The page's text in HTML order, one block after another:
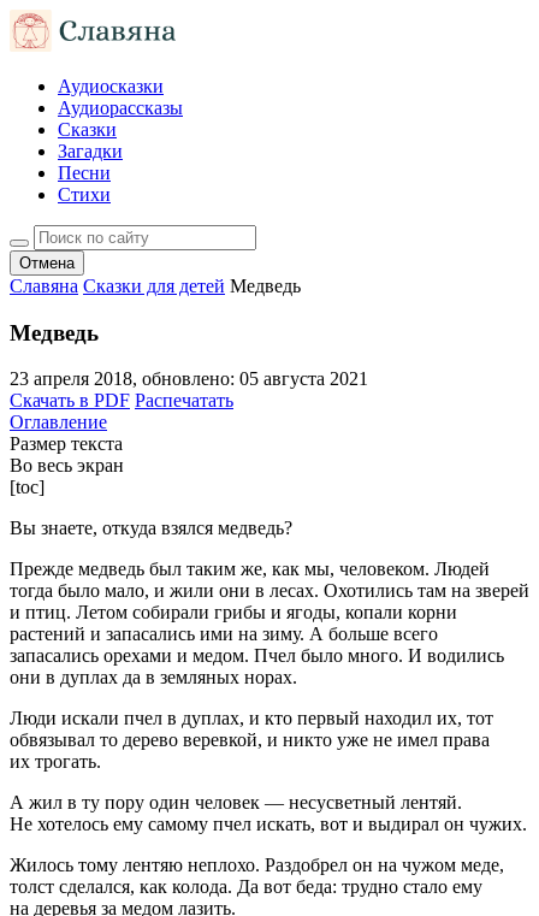
Аудиосказки
Аудиорассказы
Сказки
Загадки
Песни
Стихи
Отмена
Славяна Сказки для детей Медведь
Медведь
23 апреля 2018, обновлено: 05 августа 2021
Скачать в PDF Распечатать
Оглавление
Размер текста
Во весь экран
[toc]
Вы знаете, откуда взялся медведь?
Прежде медведь был таким же, как мы, человеком. Людей
тогда было мало, и жили они в лесах. Охотились там на зверей
и птиц. Летом собирали грибы и ягоды, копали корни
растений и запасались ими на зиму. А больше всего
запасались орехами и медом. Пчел было много. И водились
они в дуплах да в земляных норах.
Люди искали пчел в дуплах, и кто первый находил их, тот
обвязывал то дерево веревкой, и никто уже не имел права
их трогать.
А жил в ту пору один человек — несусветный лентяй.
Не хотелось ему самому пчел искать, вот и выдирал он чужих.
Жилось тому лентяю неплохо. Раздобрел он на чужом меде,
толст сделался, как колода. Да вот беда: трудно стало ему
на деревья за медом лазить.